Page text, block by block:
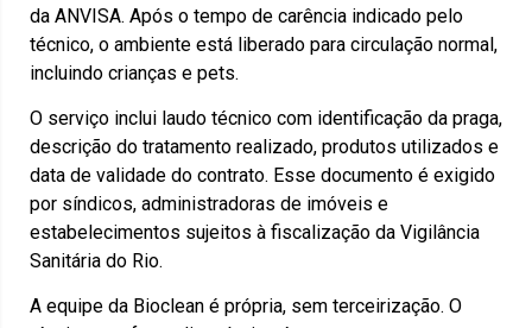
da ANVISA. Após o tempo de carência indicado pelo
técnico, o ambiente está liberado para circulação normal,
incluindo crianças e pets.
O serviço inclui laudo técnico com identificação da praga,
descrição do tratamento realizado, produtos utilizados e
data de validade do contrato. Esse documento é exigido
por síndicos, administradoras de imóveis e
estabelecimentos sujeitos à fiscalização da Vigilância
Sanitária do Rio.
A equipe da Bioclean é própria, sem terceirização. O